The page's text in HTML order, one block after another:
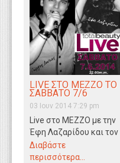
LIVE ΣΤΟ ΜΕΖΖΟ ΤΟ
ΣΑΒΒΑΤΟ 7/6
03 Ιουν 2014 7:29 pm
Live στο ΜΕΖΖΟ με την
Έφη Λαζαρίδου και τον
Γιώργο Δούκα το
Σάββατο 7 Ιουνίου
Διαβάστε
περισσότερα...